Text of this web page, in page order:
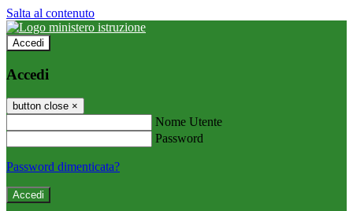
Salta al contenuto
Accedi
Accedi
button close ×
Nome Utente
Password
Password dimenticata?